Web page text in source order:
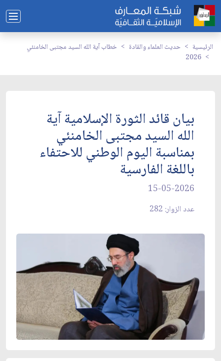
الرئيسية حديث العلماء والقادة
خطاب آية الله السيد مجتبى الخامنئي
2026
بيان قائد الثورة الإسلامية آية
الله السيد مجتبى الخامنئي
بمناسبة اليوم الوطني للاحتفاء
باللغة الفارسية
15-05-2026
عدد الزوار: 282